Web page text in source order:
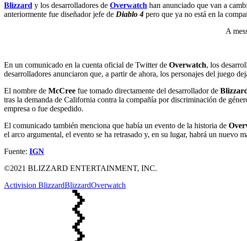
Blizzard y los desarrolladores de Overwatch han anunciado que van a
anteriormente fue diseñador jefe de Diablo 4 pero que ya no está en la
A
En un comunicado en la cuenta oficial de Twitter de Overwatch, los
desarrolladores anunciaron que, a partir de ahora, los personajes del juego
El nombre de McCree fue tomado directamente del desarrollador de
tras la demanda de California contra la compañía por discriminación de
empresa o fue despedido.
El comunicado también menciona que había un evento de la historia de
el arco argumental, el evento se ha retrasado y, en su lugar, habrá un nuevo
Fuente: IGN
©2021 BLIZZARD ENTERTAINMENT, INC.
Activision BlizzardBlizzardOverwatch